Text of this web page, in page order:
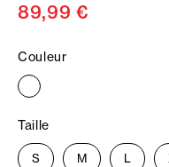
89,99 €
Couleur
Taille
S M L